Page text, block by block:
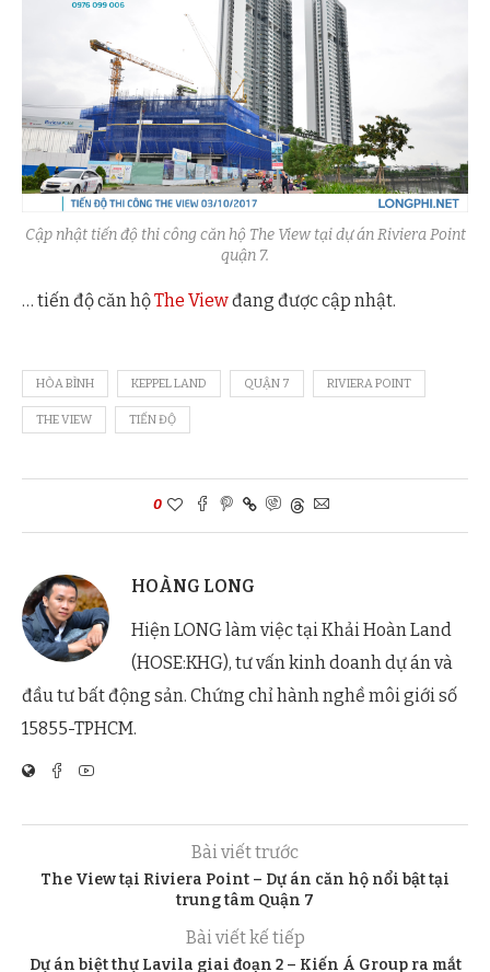
Cập nhật tiến độ thi công căn hộ The View tại dự án Riviera Point
quận 7.
… tiến độ căn hộThe Viewđang được cập nhật.
HÒA BÌNH KEPPEL LAND QUẬN 7 RIVIERA POINT
THE VIEW TIẾN ĐỘ
0
HOÀNG LONG
Hiện LONG làm việc tại Khải Hoàn Land
(HOSE:KHG), tư vấn kinh doanh dự án và
đầu tư bất động sản. Chứng chỉ hành nghề môi giới số
15855-TPHCM.
Bài viết trước
The View tại Riviera Point – Dự án căn hộ nổi bật tại
trung tâm Quận 7
Bài viết kế tiếp
Dự án biệt thự Lavila giai đoạn 2 – Kiến Á Group ra mắt